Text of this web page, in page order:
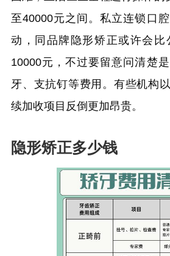
至40000元之间。私立连锁口
动，同品牌隐形矫正或许会比
10000元，不过要留意问清楚
牙、支抗钉等费用。有些机构
续加收项目反倒更加昂贵。
隐形矫正多少钱